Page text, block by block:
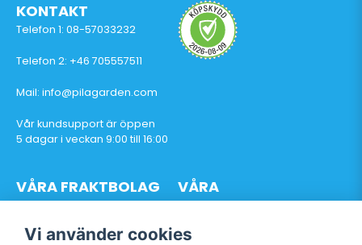
KONTAKT
Telefon 1: 08-57033232
Telefon 2: +46 705557511
Mail: info@pilagarden.com
Vår kundsupport är öppen
5 dagar i veckan 9:00 till 16:00
VÅRA FRAKTBOLAG
VÅRA
Vi använder cookies